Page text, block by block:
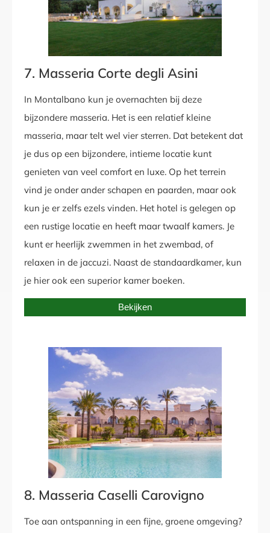
7. Masseria Corte degli Asini
In Montalbano kun je overnachten bij deze
bijzondere masseria. Het is een relatief kleine
masseria, maar telt wel vier sterren. Dat betekent dat
je dus op een bijzondere, intieme locatie kunt
genieten van veel comfort en luxe. Op het terrein
vind je onder ander schapen en paarden, maar ook
kun je er zelfs ezels vinden. Het hotel is gelegen op
een rustige locatie en heeft maar twaalf kamers. Je
kunt er heerlijk zwemmen in het zwembad, of
relaxen in de jaccuzi. Naast de standaardkamer, kun
je hier ook een superior kamer boeken.
Bekijken
8. Masseria Caselli Carovigno
Toe aan ontspanning in een fijne, groene omgeving?